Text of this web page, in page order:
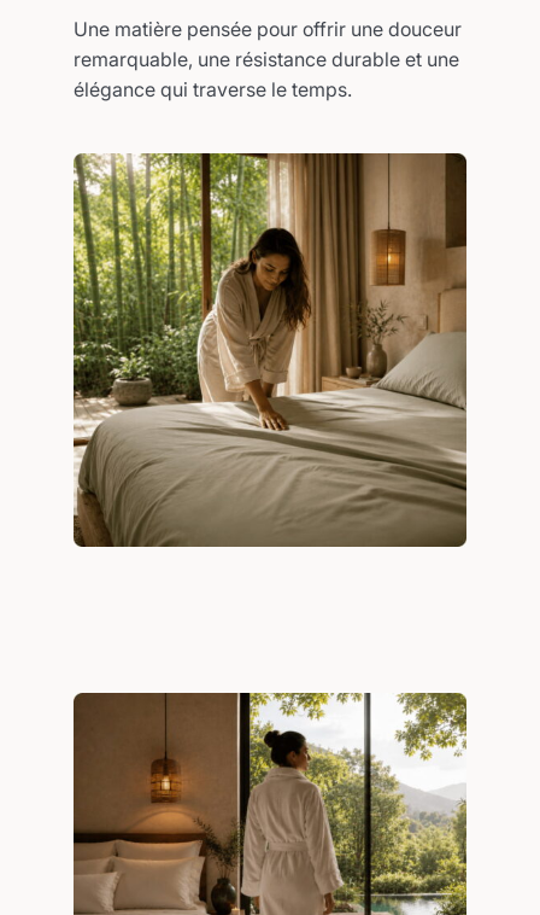
Une matière pensée pour offrir une douceur
remarquable, une résistance durable et une
élégance qui traverse le temps.